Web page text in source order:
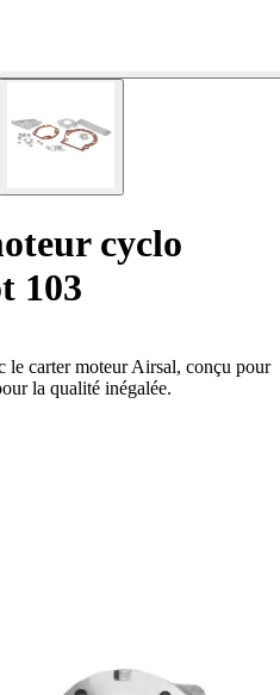
cyclo
103
le carter moteur Airsal, conçu pour
la qualité inégalée.